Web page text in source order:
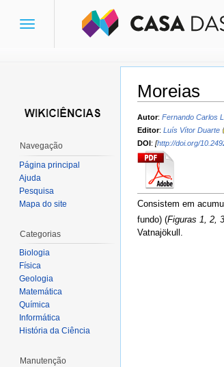
Moreias
Ir para:navegação,
Autor: Fernando Carlos
Editor: Luís Vítor Duarte
DOI: [http://doi.org/
Consistem em
fundo) (Figuras 1, 2, 3
Vatnajökull.
Toggle
Navegação
Página principal
Ajuda
Pesquisa
Mapa do site
Categorias
Biologia
Física
Geologia
Matemática
Química
Informática
História da Ciência
Manutenção